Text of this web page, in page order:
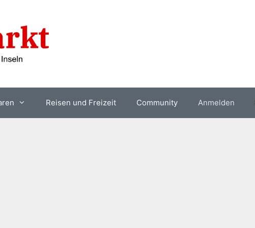
Reisen und Freizeit Community Anmelden